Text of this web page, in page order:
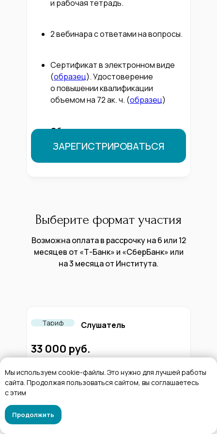
и рабочая тетрадь.
2 вебинара с ответами на вопросы.
Сертификат в электронном виде
(образец). Удостоверение
о повышении квалификации
объемом на 72 ак. ч. (образец)
Обратная связь по заданиям от
тьюторов Института во время
ЗАРЕГИСТРИРОВАТЬСЯ
Выберите формат участия
Возможна оплата в рассрочку на 6 или 12
месяцев от «Т-Банк» и «СберБанк» или
на 3 месяца от Института.
Доступ к материалам и
курса + один год.
Слушатель
33 000 руб.
Тариф
Мы используем cookie-файлы. Это нужно для лучшей работы
сайта. Продолжая пользоваться сайтом, вы соглашаетесь
с этим
Продолжить